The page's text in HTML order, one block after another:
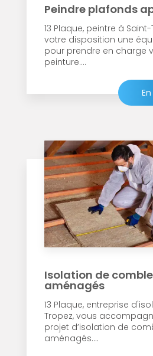
Peindre plafonds
13 Plaque, peintre à
votre disposition une
pour prendre en charge
peinture....
Isolation de
aménagés
13 Plaque, entreprise
Tropez, vous
projet d’isolation de
aménagés....